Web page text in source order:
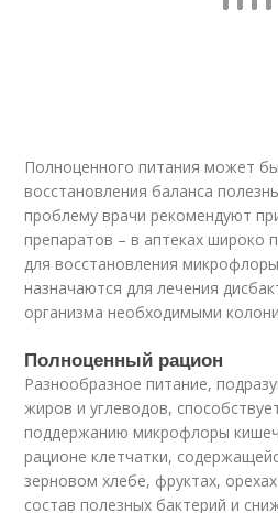
Полноценного питания может
восстановления баланса
проблему врачи рекомендуют
препаратов – в аптеках широко
для восстановления
назначаются для лечения
организма необходимыми
Полноценный рацион
Разнообразное питание,
жиров и углеводов,
поддержанию микрофлоры
рационе клетчатки,
зерновом хлебе, фруктах,
состав полезных бактерий и